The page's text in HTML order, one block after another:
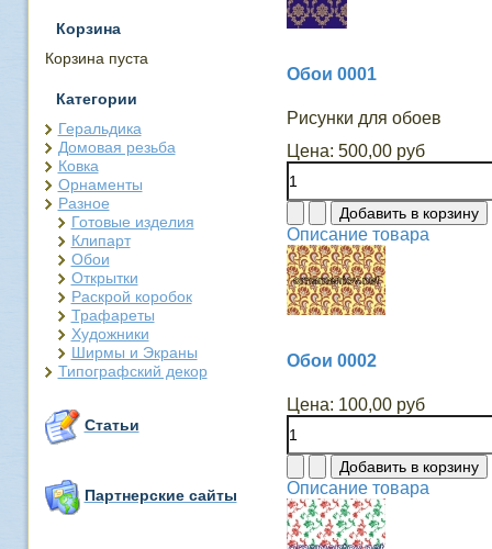
Корзина
Корзина пуста
Категории
Геральдика
Домовая резьба
Ковка
Орнаменты
Разное
Готовые изделия
Клипарт
Обои
Открытки
Раскрой коробок
Трафареты
Художники
Ширмы и Экраны
Типографский декор
Статьи
Партнерские сайты
Обои 0001
Рисунки для обоев
Цена: 500,00 руб
Описание товара
Обои 0002
Цена: 100,00 руб
Описание товара